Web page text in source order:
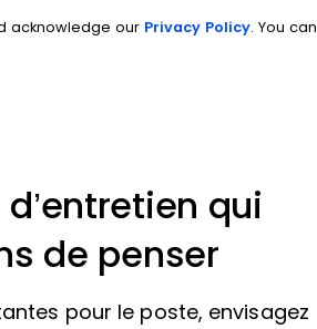
acknowledge our Privacy Policy. You can
qui
de penser
pour le poste, envisagez